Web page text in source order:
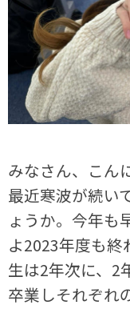
みなさん、こん
最近寒波が続い
ょうか。今年も
よ2023年度も終
生は2年次に、2
卒業しそれぞれ